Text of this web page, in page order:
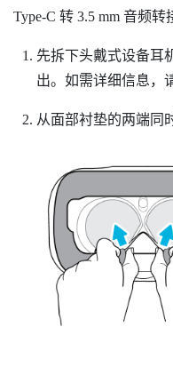
Type-C 转 3.5 mm 音频转
先拆下头戴式设备耳
出。如需详细信息，
从面部衬垫的两端同